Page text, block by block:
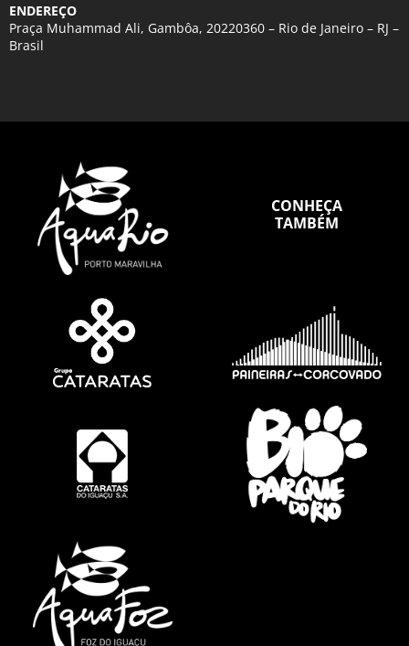
ENDEREÇO
Praça Muhammad Ali, Gambôa, 20220360 – Rio de Janeiro – RJ –
Brasil
CONHEÇA
TAMBÉM